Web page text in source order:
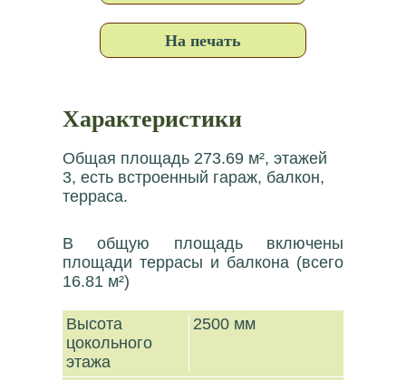
На печать
Характеристики
Общая площадь 273.69 м², этажей
3, есть встроенный гараж, балкон,
терраса.
В общую площадь включены
площади террасы и балкона (всего
16.81 м²)
Высота
цокольного
этажа
2500 мм